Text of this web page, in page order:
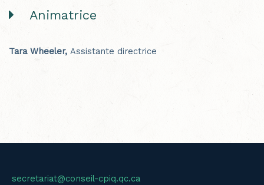
Animatrice
Tara Wheeler, Assistante directrice
secretariat@conseil-cpiq.qc.ca